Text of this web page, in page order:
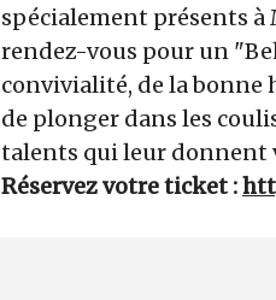
spécialement présents
rendez-vous pour un
convivialité, de la
de plonger dans les
talents qui leur donnent
Réservez votre ticket :